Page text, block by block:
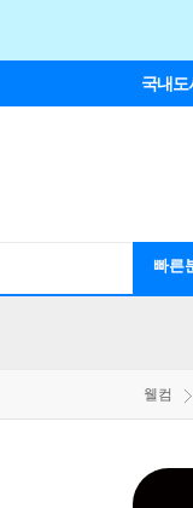
국내도
빠른
웰컴